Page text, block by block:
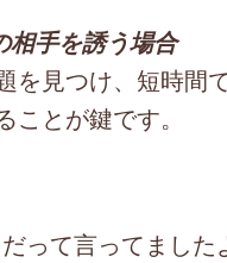
相手を誘う場合
を見つけ、短時間
ことが鍵です。
って言ってました